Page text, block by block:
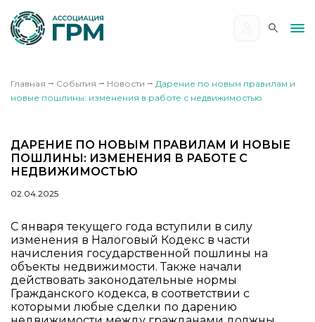
Главная ⭢ События ⭢ Новости ⭢ Дарение по новым правилам и
новые пошлины: изменения в работе с недвижимостью
ДАРЕНИЕ ПО НОВЫМ ПРАВИЛАМ И НОВЫЕ
ПОШЛИНЫ: ИЗМЕНЕНИЯ В РАБОТЕ С
НЕДВИЖИМОСТЬЮ
02.04.2025
С января текущего года вступили в силу
изменения в Налоговый Кодекс в части
начисления государственной пошлины на
объекты недвижимости. Также начали
действовать законодательные нормы
Гражданского кодекса, в соответствии с
которыми любые сделки по дарению